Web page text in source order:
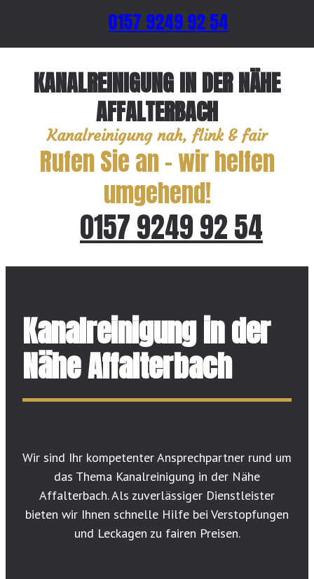
0157 9249 92 54
KANALREINIGUNG IN DER NÄHE
AFFALTERBACH
Kanalreinigung nah, flink & fair
Rufen Sie an – wir helfen
umgehend!
0157 9249 92 54
Kanalreinigung in der
Nähe Affalterbach
Wir sind Ihr kompetenter Ansprechpartner rund um
das Thema Kanalreinigung in der Nähe
Affalterbach. Als zuverlässiger Dienstleister
bieten wir Ihnen schnelle Hilfe bei Verstopfungen
und Leckagen zu fairen Preisen.